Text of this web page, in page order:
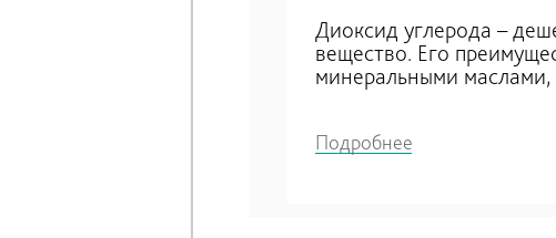
Диоксид углерода –
вещество. Его
минеральными
Подробнее